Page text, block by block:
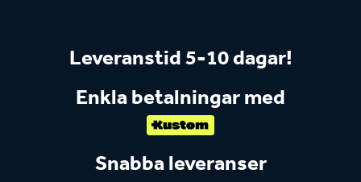
Leveranstid 5-10 dagar!
Enkla betalningar med
Snabba leveranser